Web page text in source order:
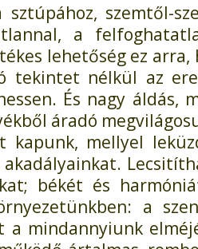
szemtől-
a
lehetőség ez
tekintet nélkül az
És nagy áldás,
áradó
kapunk, mellyel
békét és
a
mindannyiunk